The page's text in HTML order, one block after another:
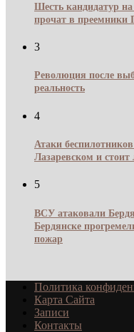
Шесть кандидатур на
прочат в преемники
3
Революция после
реальность
4
Атаки
Лазаревском и стоит
5
ВСУ атаковали
Бердянске
пожар
Политика
Карта Сайта
Записи
Контакты